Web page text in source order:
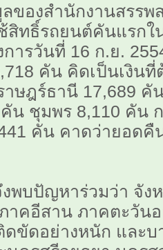
สำนักงานสรรพส
สิทธิ์รถยนต์คันแรก
การวันที่ 16 ก.ย.
คัน คิดเป็นเงิน
าษฎร์ธานี 17,689 คั
น ชุมพร 8,110 คัน
คัน คาดว่ายอดคื
ญหาร่วมว่า จังหวั
าคอีสาน ภาคตะวัน
ขัดอย่างหนัก และ